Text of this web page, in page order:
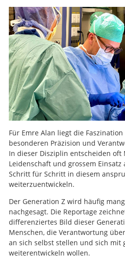
Für Emre Alan liegt die
besonderen Präzision und
In dieser Disziplin entscheiden
Leidenschaft und grossem
Schritt für Schritt in diesem
weiterzuentwickeln.
Der Generation Z wird häufig
nachgesagt. Die Reportage
differenziertes Bild dieser
Menschen, die Verantwortung
an sich selbst stellen und sich mit
weiterentwickeln wollen.